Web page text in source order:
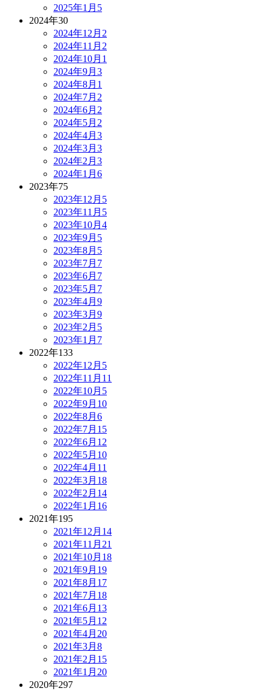
2025年1月 5
2024年30
2024年12月 2
2024年11月 2
2024年10月 1
2024年9月 3
2024年8月 1
2024年7月 2
2024年6月 2
2024年5月 2
2024年4月 3
2024年3月 3
2024年2月 3
2024年1月 6
2023年75
2023年12月 5
2023年11月 5
2023年10月 4
2023年9月 5
2023年8月 5
2023年7月 7
2023年6月 7
2023年5月 7
2023年4月 9
2023年3月 9
2023年2月 5
2023年1月 7
2022年133
2022年12月 5
2022年11月 11
2022年10月 5
2022年9月 10
2022年8月 6
2022年7月 15
2022年6月 12
2022年5月 10
2022年4月 11
2022年3月 18
2022年2月 14
2022年1月 16
2021年195
2021年12月 14
2021年11月 21
2021年10月 18
2021年9月 19
2021年8月 17
2021年7月 18
2021年6月 13
2021年5月 12
2021年4月 20
2021年3月 8
2021年2月 15
2021年1月 20
2020年297